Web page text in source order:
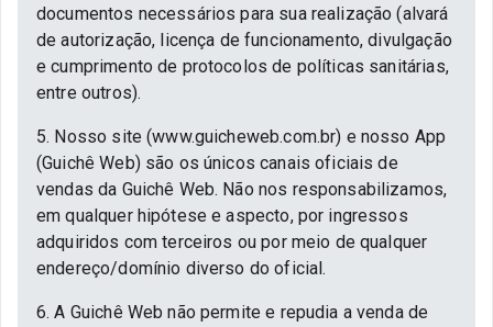
documentos necessários para sua realização (alvará
de autorização, licença de funcionamento, divulgação
e cumprimento de protocolos de políticas sanitárias,
entre outros).
5. Nosso site (www.guicheweb.com.br) e nosso App
(Guichê Web) são os únicos canais oficiais de
vendas da Guichê Web. Não nos responsabilizamos,
em qualquer hipótese e aspecto, por ingressos
adquiridos com terceiros ou por meio de qualquer
endereço/domínio diverso do oficial.
6. A Guichê Web não permite e repudia a venda de